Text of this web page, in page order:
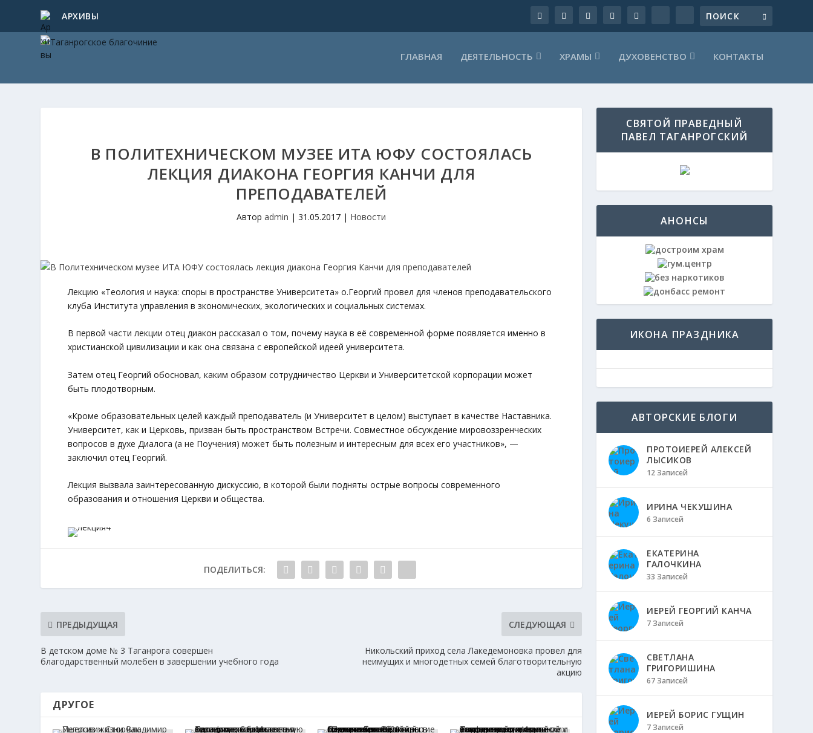
АРХИВЫ
ГЛАВНАЯ ДЕЯТЕЛЬНОСТЬ ХРАМЫ ДУХОВЕНСТВО КОНТАКТЫ
В ПОЛИТЕХНИЧЕСКОМ МУЗЕЕ ИТА ЮФУ СОСТОЯЛАСЬ
ЛЕКЦИЯ ДИАКОНА ГЕОРГИЯ КАНЧИ ДЛЯ
ПРЕПОДАВАТЕЛЕЙ
Авторadmin |31.05.2017 | Новости
Лекцию «Теология и наука: споры в пространстве Университета» о.Георгий провел для членов преподавательского
клуба Института управления в зкономических, экологических и социальных системах.
В первой части лекции отец диакон рассказал о том, почему наука в её современной форме появляется именно в
христианской цивилизации и как она связана с европейской идеей университета.
Затем отец Георгий обосновал, каким образом сотрудничество Церкви и Университетской корпорации может
быть плодотворным.
«Кроме образовательных целей каждый преподаватель (и Университет в целом) выступает в качестве Наставника.
Университет, как и Церковь, призван быть пространством Встречи. Совместное обсуждение мировоззренческих
вопросов в духе Диалога (а не Поучения) может быть полезным и интересным для всех его участников», —
заключил отец Георгий.
Лекция вызвала заинтересованную дискуссию, в которой были подняты острые вопросы современного
образования и отношения Церкви и общества.
ПОДЕЛИТЬСЯ:
ПРЕДЫДУЩАЯ
В детском доме № 3 Таганрога совершен
благодарственный молебен в завершении учебного года
СЛЕДУЮЩАЯ
Никольский приход села Лакедемоновка провел для
неимущих и многодетных семей благотворительную
акцию
ДРУГОЕ
СВЯТОЙ ПРАВЕДНЫЙ
ПАВЕЛ ТАГАНРОГСКИЙ
АНОНСЫ
ИКОНА ПРАЗДНИКА
АВТОРСКИЕ БЛОГИ
ПРОТОИЕРЕЙ АЛЕКСЕЙ
ЛЫСИКОВ
12 Записей
ИРИНА ЧЕКУШИНА
6 Записей
ЕКАТЕРИНА
ГАЛОЧКИНА
33 Записей
ИЕРЕЙ ГЕОРГИЙ КАНЧА
7 Записей
СВЕТЛАНА
ГРИГОРИШИНА
67 Записей
ИЕРЕЙ БОРИС ГУЩИН
7 Записей